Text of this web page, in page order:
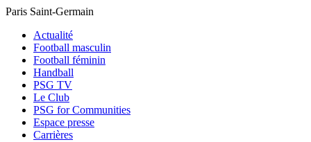
Paris Saint-Germain
Actualité
Football masculin
Football féminin
Handball
PSG TV
Le Club
PSG for Communities
Espace presse
Carrières